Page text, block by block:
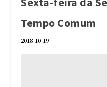
Tempo Comum
2018-10-19